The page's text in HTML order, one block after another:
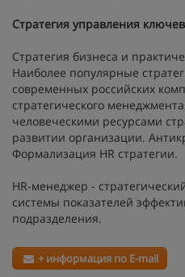
Стратегия управления
Стратегия бизнеса и
Наиболее популярные
современных российских
стратегического
человеческими ресурсами
развитии организации.
Формализация HR стратегии.
HR-менеджер -
системы показателей
подразделения.
+ информация по E-mail